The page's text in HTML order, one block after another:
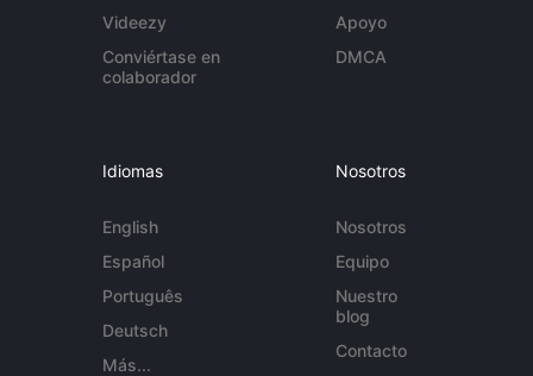
Videezy
Conviértase en
colaborador
Apoyo
DMCA
Idiomas
English
Español
Português
Deutsch
Más...
Nosotros
Nosotros
Equipo
Nuestro
blog
Contacto